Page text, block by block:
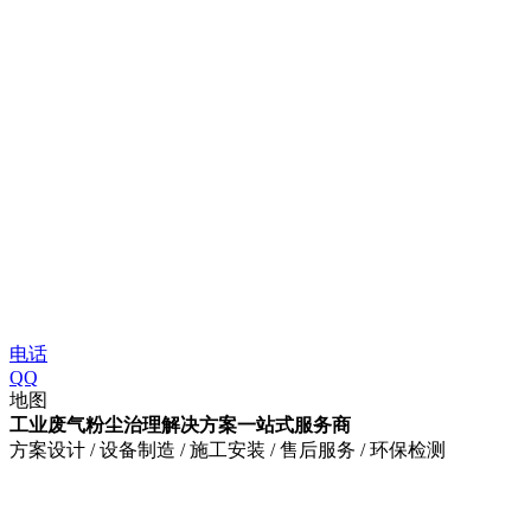
电话
QQ
地图
工业废气粉尘治理解决方案一站式服务商
方案设计 / 设备制造 / 施工安装 / 售后服务 / 环保检测